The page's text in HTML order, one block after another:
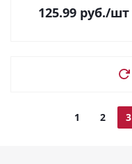
125.99руб./шт
1 2 3